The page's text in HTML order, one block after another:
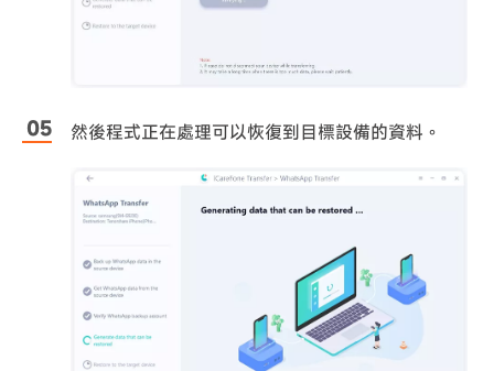
然後程式正在處理可以恢復到目標設備的資料。